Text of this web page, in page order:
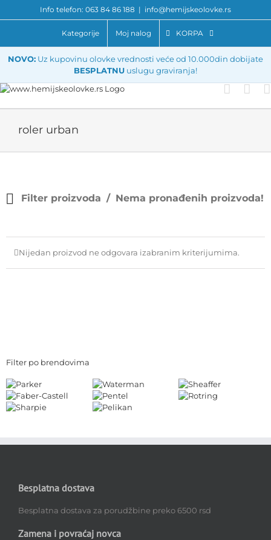
Info telefon: 063 84 86 188 | info@hemijskeolovke.rs
Kategorije Moj nalog KORPA
NOVO: Uz kupovinu olovke vrednosti veće od 10.000din dobijate
BESPLATNU uslugu graviranja!
roler urban
Filter proizvoda Nema pronađenih proizvoda!
Nijedan proizvod ne odgovara izabranim kriterijumima.
Filter po brendovima
Besplatna dostava
Besplatna dostava za porudžbine preko 6500 rsd
Zamena i povraćaj novca